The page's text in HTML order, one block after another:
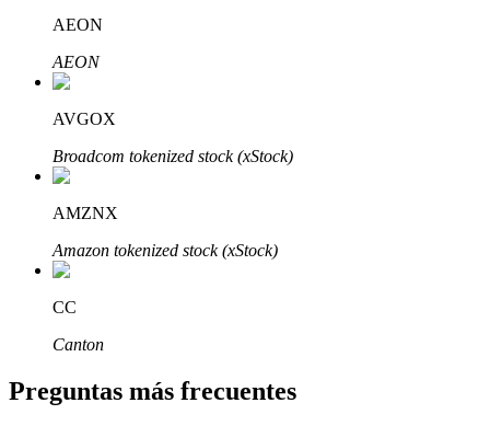
AEON
AEON
AVGOX
Broadcom tokenized stock (xStock)
AMZNX
Amazon tokenized stock (xStock)
CC
Canton
Preguntas más frecuentes